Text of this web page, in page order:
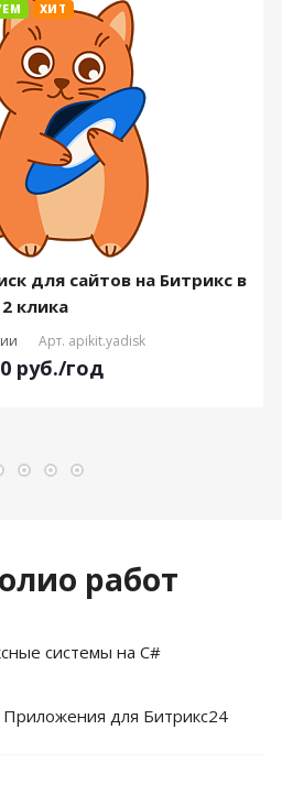
ХИТ
для сайтов на Битрикс в
2 клика
Арт. apikit.yadisk
руб./год
работ
системы на C#
Приложения для Битрикс24